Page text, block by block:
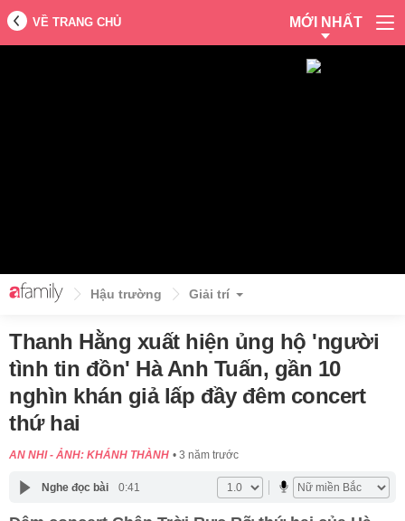
VỀ TRANG CHỦ MỚI NHẤT
Hậu trường Giải trí
Thanh Hằng xuất hiện ủng hộ 'người
tình tin đồn' Hà Anh Tuấn, gần 10
nghìn khán giả lấp đầy đêm concert
thứ hai
AN NHI - ẢNH: KHÁNH THÀNH 3 năm trước
Nghe đọc bài 0:41